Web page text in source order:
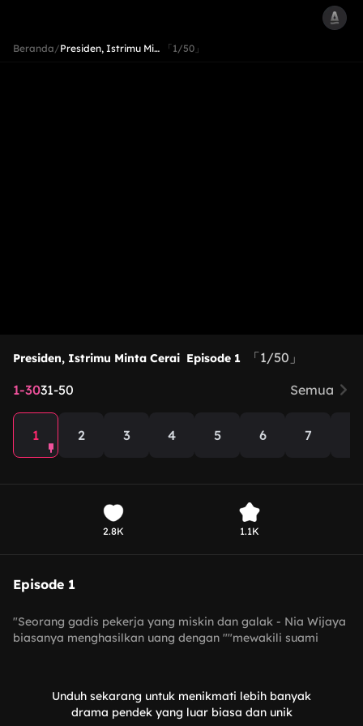
Beranda/Presiden, Istrimu Mi… 「1/50」
Presiden, Istrimu Minta Cerai Episode 1
「1/50」
1-3031-50 Semua
1 2 3 4 5 6 7
2.8K 1.1K
Episode 1
"Seorang gadis pekerja yang miskin dan galak - Nia Wijaya
biasanya menghasilkan uang dengan ""mewakili suami
kontrak, dengan kesepakatan untuk bercerai setelah
setahun. Namun, sepupu Nia Wijaya, Jeni Wijaya, secara
Unduh sekarang untuk menikmati lebih banyak
drama pendek yang luar biasa dan unik